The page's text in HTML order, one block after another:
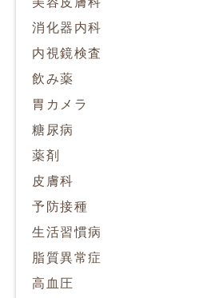
消化器内科
内視鏡検査
飲み薬
胃カメラ
糖尿病
薬剤
皮膚科
予防接種
生活習慣病
脂質異常症
高血圧